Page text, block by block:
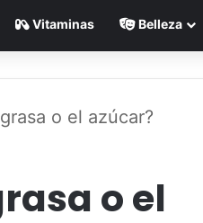
Vitaminas Belleza
o el azúcar?
o el